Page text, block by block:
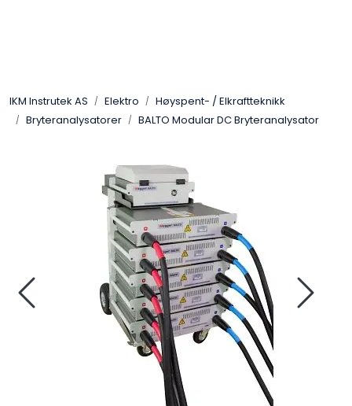
IKM Instrutek AS Elektro
Høyspent- / Elkraftteknikk
Bryteranalysatorer
BALTO Modular DC Bryteranalysator
Elektro
Frekvensomformere
Miljø og sikkerhet